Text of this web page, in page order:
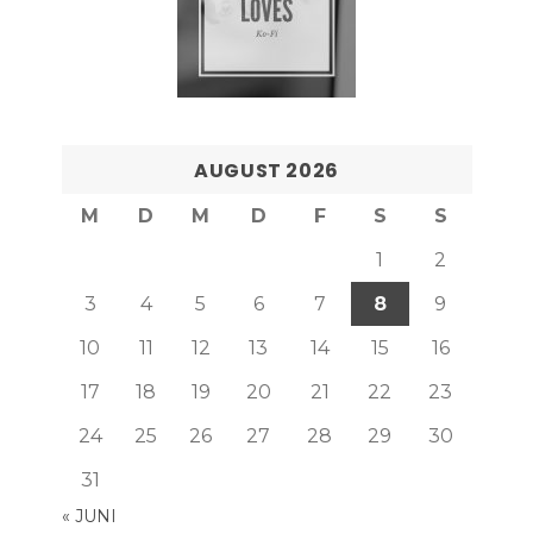
AUGUST 2026
M D M D F S
S
1
2
3
4 5 6 7 8
9
10
11 12 13 14 15
16
17
18 19 20 21 22
23
24
25 26 27 28 29
30
31
« JUNI